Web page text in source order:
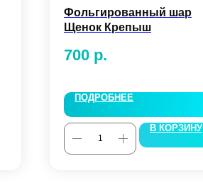
Фольгированный шар
Щенок Крепыш
700 р.
ПОДРОБНЕЕ
В КОРЗИНУ